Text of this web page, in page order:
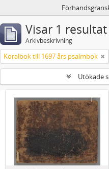
Visar 1 resultat
Arkivbeskrivning
Koralbok till 1697 års psalmbok
Utökade